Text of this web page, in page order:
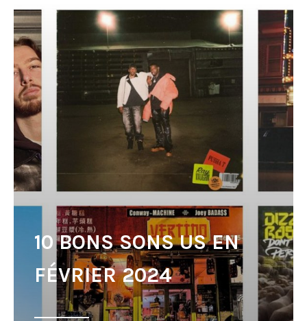
10 BONS SONS US EN
FÉVRIER 2024